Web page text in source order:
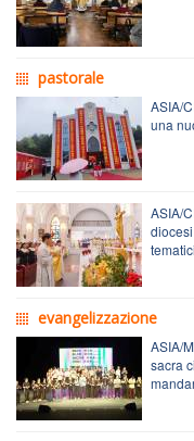
pastorale
ASIA/
una
ASIA/
evangelizzazione
ASIA/
sacra